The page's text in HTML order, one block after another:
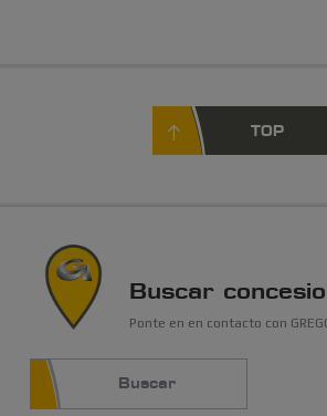
TOP
Buscar
Ponte en en contacto con
Buscar